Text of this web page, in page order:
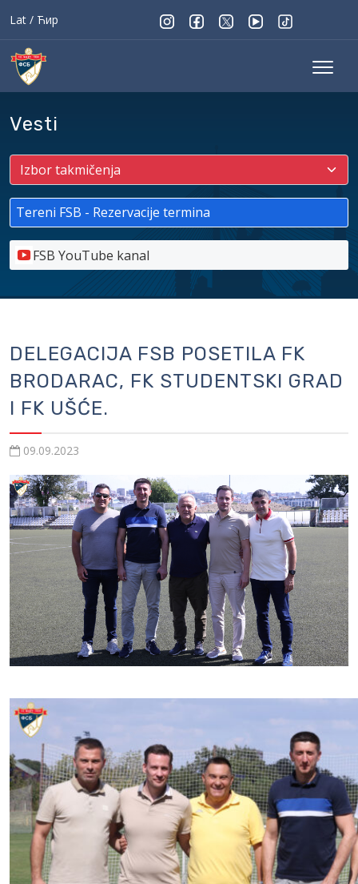
Lat / Ћир
Vesti
Tereni FSB - Rezervacije termina
FSB YouTube kanal
DELEGACIJA FSB POSETILA FK
BRODARAC, FK STUDENTSKI GRAD
I FK UŠĆE.
09.09.2023